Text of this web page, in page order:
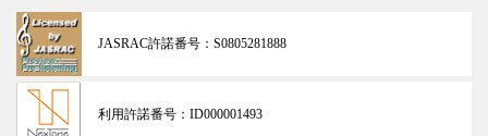
JASRAC許諾番号： S0805281888
利用許諾番号： ID000001493